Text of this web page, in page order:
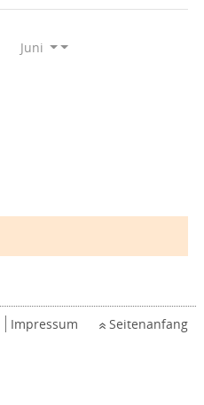
Juni
Impressum Seitenanfang